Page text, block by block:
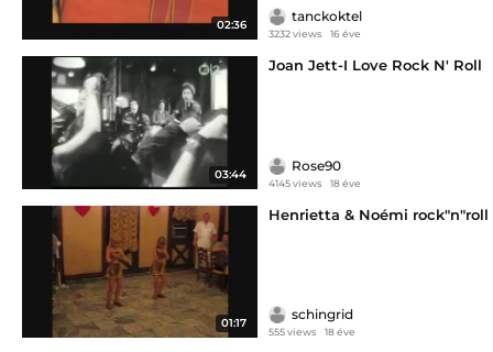
02:36
tanckoktel
3232 views 16 éve
03:44
Joan Jett-I Love Rock N' Roll
Rose90
4145 views 18 éve
01:17
Henrietta & Noémi rock"n"roll
schingrid
555 views 18 éve